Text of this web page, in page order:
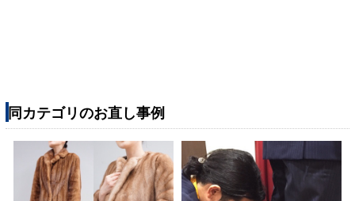
同カテゴリのお直し事例